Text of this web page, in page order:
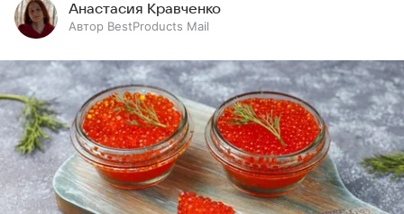
Анастасия Кравченко
Автор BestProducts Mail